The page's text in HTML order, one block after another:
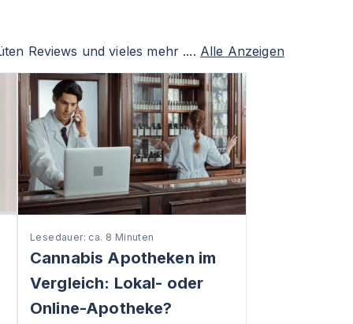
Reviews und vieles mehr .... Alle Anzeigen
Lesedauer: ca. 8 Minuten
Cannabis Apotheken im
Vergleich: Lokal- oder
Online-Apotheke?